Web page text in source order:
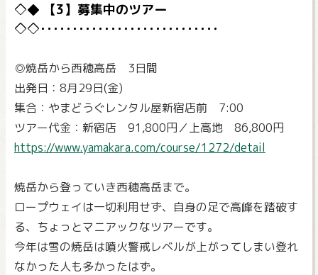
【3】募集中のツアー
◎焼岳から西穂高岳 3日間
出発日：8月29日(金)
集合：やまどうぐレンタル屋新宿店前 7:00
ツアー代金：新宿店 91,800円／上高地 86,800円
https://www.yamakara.com/course/1272/detail
焼岳から登っていき西穂高岳まで。
ロープウェイは一切利用せず、自身の足で高峰を踏破す
る、ちょっとマニアックなツアーです。
今年は雪の焼岳は噴火警戒レベルが上がってしまい登れ
なかった人も多かったはず。